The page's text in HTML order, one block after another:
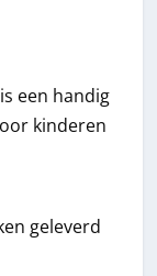
een handig
kinderen
geleverd